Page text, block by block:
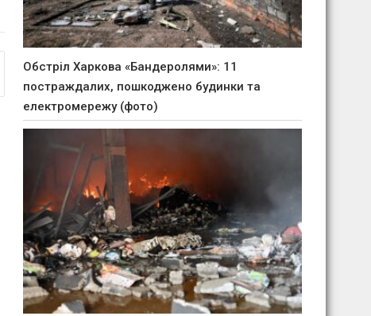
Обстріл Харкова «Бандеролями»: 11
постраждалих, пошкоджено будинки та
електромережу (фото)